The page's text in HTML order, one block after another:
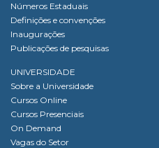
Números Estaduais
Definições e convenções
Inaugurações
Publicações de pesquisas
UNIVERSIDADE
Sobre a Universidade
Cursos Online
Cursos Presenciais
On Demand
Vagas do Setor